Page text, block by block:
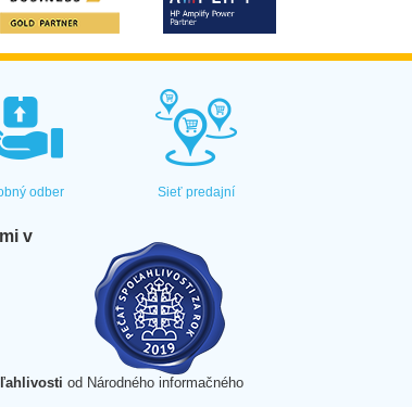
odber Sieť predajní
v
od Národného informačného